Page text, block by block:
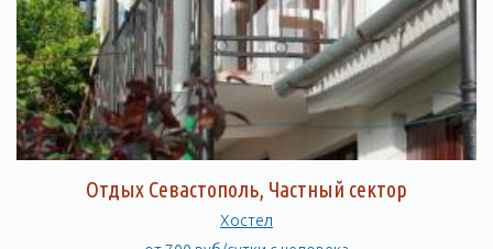
Отдых Севастополь, Частный сектор
Хостел